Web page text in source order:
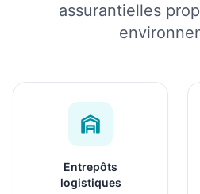
assurantielles
Entrepôts
logistiques